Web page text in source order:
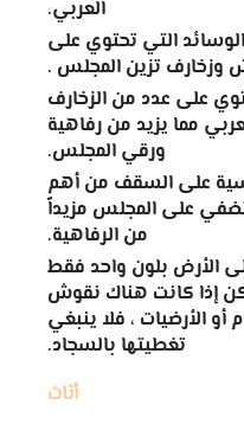
العربي.
التي تحتوي على
وزخارف تزين المجلس .
على عدد من الزخارف
مما يزيد من رفاهية
ورقي المجلس.
على السقف من أهم
تضفي على المجلس مزيداً
من الرفاهية.
الأرض بلون واحد فقط
إذا كانت هناك نقوش
أو الأرضيات ، فلا ينبغي
تغطيتها بالسجاد.
أثاث